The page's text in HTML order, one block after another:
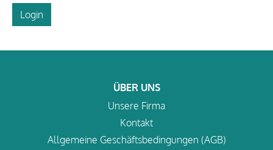
Login
ÜBER UNS
Unsere Firma
Kontakt
Allgemeine Geschäftsbedingungen (AGB)